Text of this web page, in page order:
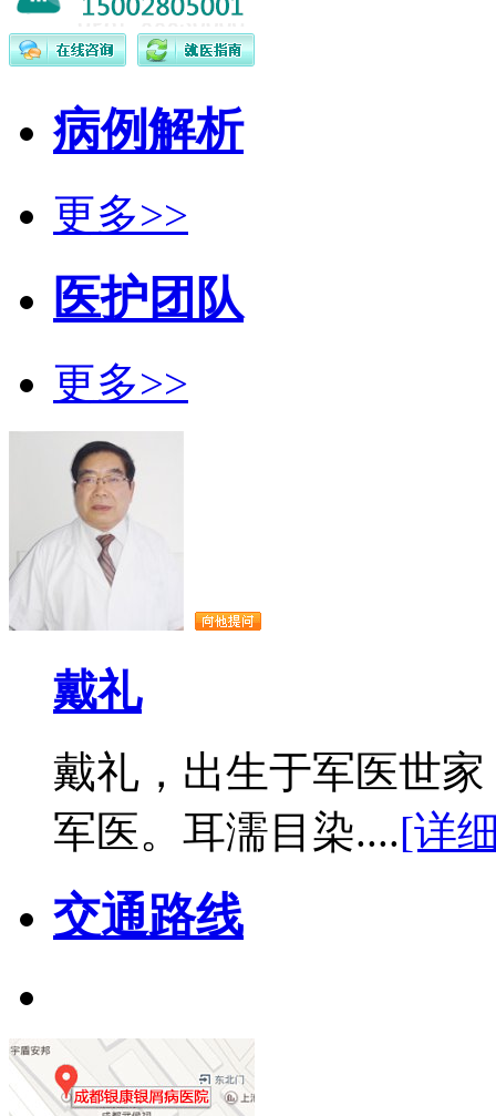
病例解析
更多>>
医护团队
更多>>
戴礼
戴礼，出生于军医世
军医。耳濡目染....[详
交通路线